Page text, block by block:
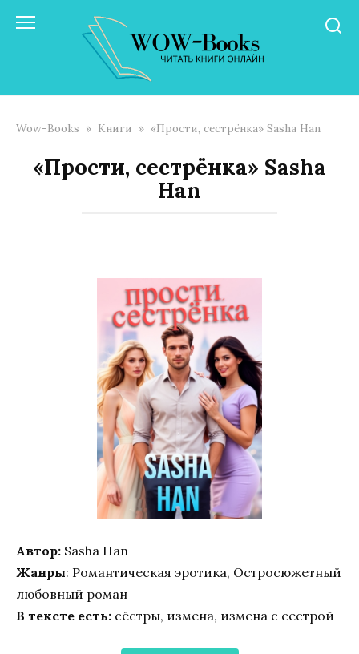
Wow-Books » Книги » «Прости, сестрёнка» Sasha Han
«Прости, сестрёнка» Sasha
Han
Автор: Sasha Han
Жанры: Романтическая эротика, Остросюжетный
любовный роман
В тексте есть: сёстры, измена, измена с сестрой